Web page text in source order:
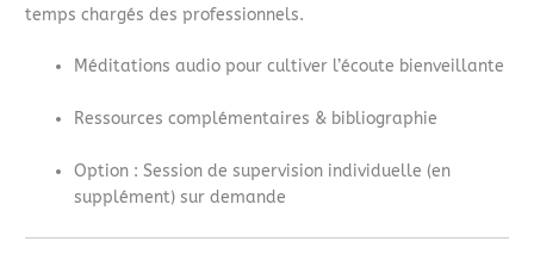
temps chargés des professionnels.
Méditations audio pour cultiver l’écoute bienveillante
Ressources complémentaires & bibliographie
Option : Session de supervision individuelle (en
supplément) sur demande